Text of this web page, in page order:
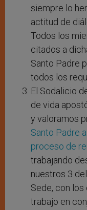
siempre lo
actitud de
Todos los
citados a
Santo Padre
todos los
El Sodalicio
de vida
y valoramos
Santo Padre
proceso de
trabajando
nuestros 3
Sede, con
trabajo en